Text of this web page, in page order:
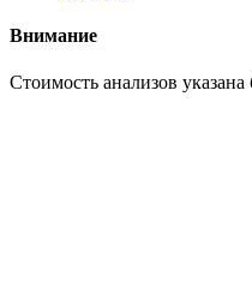
Внимание
Cтоимость анализов указана